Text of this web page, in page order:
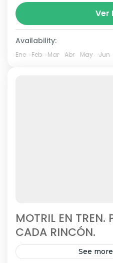
PROGRAMACIÓN
Espacio Natural:
HuétorDirigido a:
edades).Mejor época
Ver
Availability:
Ene Feb Mar Abr May Jun
MOTRIL EN TREN.
CADA RINCÓN.
See